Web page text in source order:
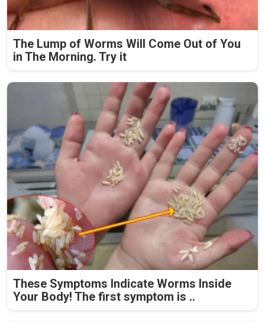
The Lump of Worms Will Come Out of You
in The Morning. Try it
These Symptoms Indicate Worms Inside
Your Body! The first symptom is ..